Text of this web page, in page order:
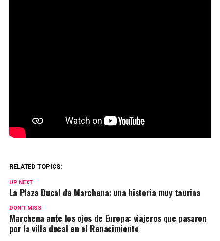
RELATED TOPICS:
UP NEXT
La Plaza Ducal de Marchena: una historia muy taurina
DON'T MISS
Marchena ante los ojos de Europa: viajeros que pasaron
por la villa ducal en el Renacimiento